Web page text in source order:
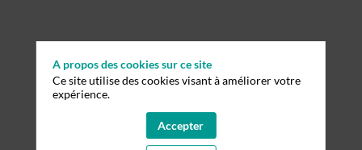
Il manque du contenu : rafraichissez votre navigateur
A propos des cookies sur ce site
Ce site utilise des cookies visant à améliorer votre
expérience.
Accepter